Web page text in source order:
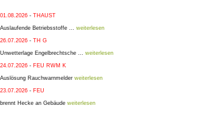
01.08.2026 - THAUST
Auslaufende Betriebsstoffe ... weiterlesen
26.07.2026 - TH G
Unwetterlage Engelbrechtsche ... weiterlesen
24.07.2026 - FEU RWM K
Auslösung Rauchwarnmelder weiterlesen
23.07.2026 - FEU
brennt Hecke an Gebäude weiterlesen